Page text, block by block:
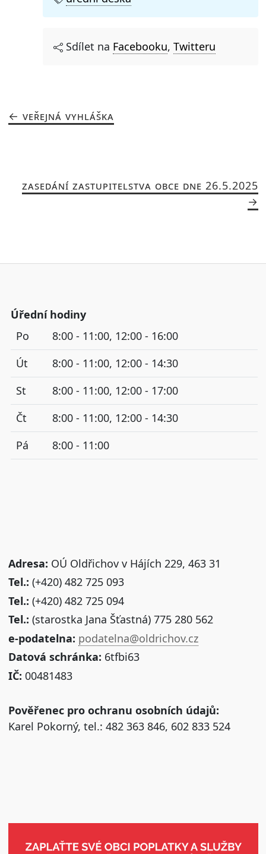
Sdílet na Facebooku, Twitteru
VEŘEJNÁ VYHLÁŠKA
ZASEDÁNÍ ZASTUPITELSTVA OBCE DNE 26.5.2025
Úřední hodiny
Po
8:00 - 11:00, 12:00 - 16:00
Út
8:00 - 11:00, 12:00 - 14:30
St
8:00 - 11:00, 12:00 - 17:00
Čt
8:00 - 11:00, 12:00 - 14:30
Pá
8:00 - 11:00
Adresa: OÚ Oldřichov v Hájích 229, 463 31
Tel.: (+420) 482 725 093
Tel.: (+420) 482 725 094
Tel.: (starostka Jana Šťastná) 775 280 562
e-podatelna: podatelna@oldrichov.cz
Datová schránka: 6tfbi63
IČ: 00481483
Pověřenec pro ochranu osobních údajů:
Karel Pokorný, tel.: 482 363 846, 602 833 524